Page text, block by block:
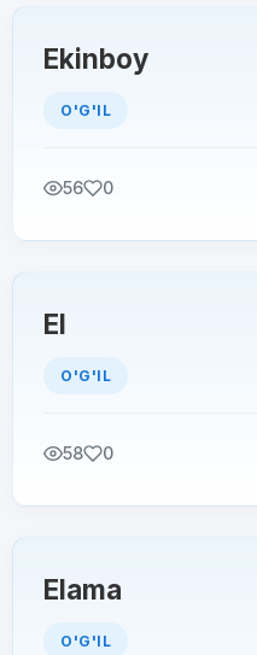
Ekinboy
O'G'IL
56 0
El
O'G'IL
58 0
Elama
O'G'IL